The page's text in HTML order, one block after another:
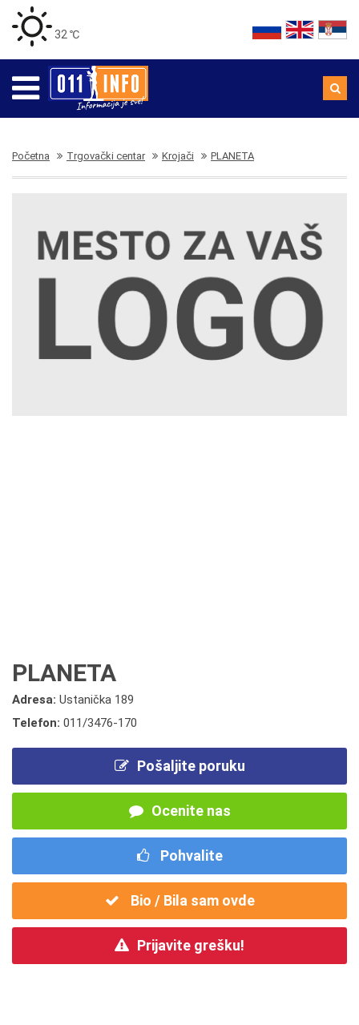
32 ℃
Početna Trgovački centar Krojači PLANETA
PLANETA
Adresa: Ustanička 189
Telefon: 011/3476-170
Pošaljite poruku
Ocenite nas
Pohvalite
Bio / Bila sam ovde
Prijavite grešku!